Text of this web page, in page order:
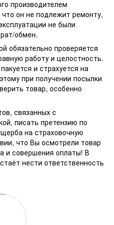
производителем
он не подлежит ремонту,
не были
обмен.
обязательно проверяется
работу и целостность.
и страхуется на
при получении посылки
товар, особенно
связанных с
писать претензию по
на страховочную
что Вы осмотрели товар
и совершения оплаты! В
нести ответственность